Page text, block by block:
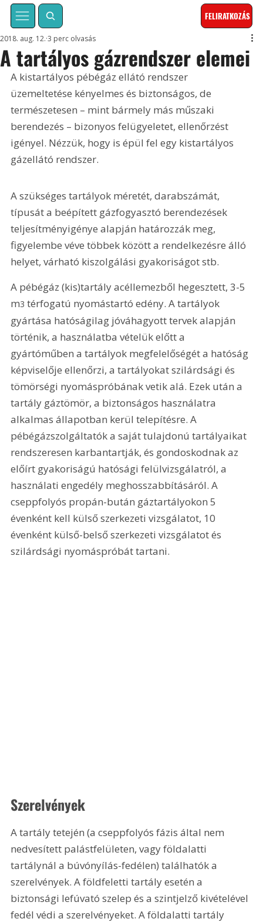
FELIRATKOZÁS
A tartályos gázrendszer elemei
2018. aug. 12. 3 perc olvasás
A kistartályos pébégáz ellátó rendszer
üzemeltetése kényelmes és biztonságos, de
természetesen – mint bármely más műszaki
berendezés – bizonyos felügyeletet, ellenőrzést
igényel. Nézzük, hogy is épül fel egy kistartályos
gázellátó rendszer.
A szükséges tartályok méretét, darabszámát,
típusát a beépített gázfogyasztó berendezések
teljesítményigénye alapján határozzák meg,
figyelembe véve többek között a rendelkezésre álló
helyet, várható kiszolgálási gyakoriságot stb.
A pébégáz (kis)tartály acéllemezből hegesztett, 3-5
m3 térfogatú nyomástartó edény. A tartályok
gyártása hatóságilag jóváhagyott tervek alapján
történik, a használatba vételük előtt a
gyártóműben a tartályok megfelelőségét a hatóság
képviselője ellenőrzi, a tartályokat szilárdsági és
tömörségi nyomáspróbának vetik alá. Ezek után a
tartály gáztömör, a biztonságos használatra
alkalmas állapotban kerül telepítésre. A
pébégázszolgáltatók a saját tulajdonú tartályaikat
rendszeresen karbantartják, és gondoskodnak az
előírt gyakoriságú hatósági felülvizsgálatról, a
használati engedély meghosszabbításáról. A
cseppfolyós propán-bután gáztartályokon 5
évenként kell külső szerkezeti vizsgálatot, 10
évenként külső-belső szerkezeti vizsgálatot és
szilárdsági nyomáspróbát tartani.
Szerelvények
A tartály tetején (a cseppfolyós fázis által nem
nedvesített palástfelületen, vagy földalatti
tartálynál a búvónyílás-fedélen) találhatók a
szerelvények. A földfeletti tartály esetén a
biztonsági lefúvató szelep és a szintjelző kivételével
fedél védi a szerelvényeket. A földalatti tartály